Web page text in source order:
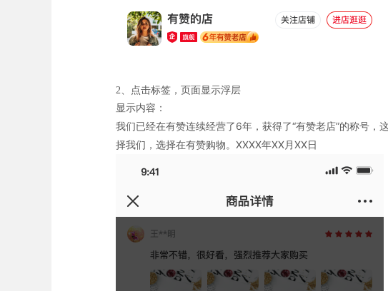
2、 点击标签，页面显示浮层
显示内容：
我们已经在有赞连续经营了6年，获得了“有赞老店”的称号
择我们，选择在有赞购物。XXXX年XX月XX日